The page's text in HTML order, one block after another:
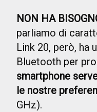
NON HA
parliamo di
Link 20, però, ha
Bluetooth per
smartphone
le nostre
GHz).